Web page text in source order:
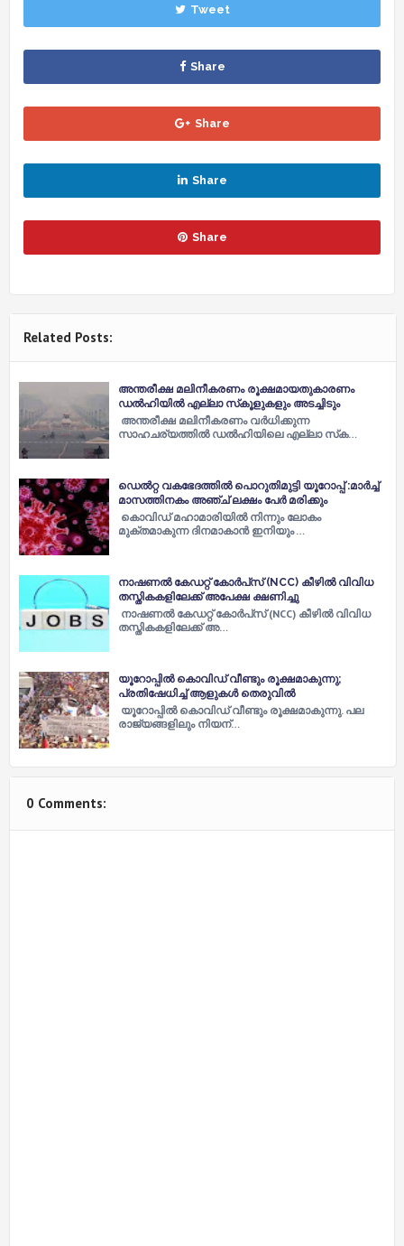
Tweet
Share
Share
Share
Share
Related Posts:
അന്തരീക്ഷ മലിനീകരണം രൂക്ഷമായതുകാരണം
ഡൽഹിയിൽ എല്ലാ സ്‌കൂളുകളും അടച്ചിടും
അന്തരീക്ഷ മലിനീകരണം വർധിക്കുന്ന
സാഹചര്യത്തിൽ ഡൽഹിയിലെ എല്ലാ സ്‌ക…
ഡെൽറ്റ വകഭേദത്തിൽ പൊറുതിമുട്ടി യൂറോപ്പ് :മാര്‍ച്ച്
മാസത്തിനകം അഞ്ച് ലക്ഷം പേര്‍ മരിക്കും
കൊവിഡ് മഹാമാരിയില്‍ നിന്നും ലോകം
മുക്തമാകുന്ന ദിനമാകാന്‍ ഇനിയും …
നാഷണല്‍ കേഡറ്റ് കോര്‍പ്‌സ് (NCC) കീഴില്‍ വിവിധ
തസ്തികകളിലേക്ക് അപേക്ഷ ക്ഷണിച്ചു
നാഷണല്‍ കേഡറ്റ് കോര്‍പ്‌സ് (NCC) കീഴില്‍ വിവിധ
തസ്തികകളിലേക്ക് അ…
യൂറോപ്പില്‍ കൊവിഡ് വീണ്ടും രൂക്ഷമാകുന്നു;
പ്രതിഷേധിച്ച് ആളുകള്‍ തെരുവില്‍
യൂറോപ്പില്‍ കൊവിഡ് വീണ്ടും രൂക്ഷമാകുന്നു. പല
രാജ്യങ്ങളിലും നിയന്…
0 Comments: